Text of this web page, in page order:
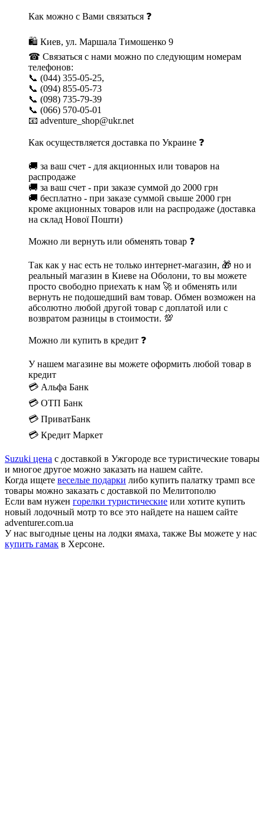
Как можно с Вами связаться ❓
🛍 Киев, ул. Маршала Тимошенко 9
☎ Связаться с нами можно по следующим номерам
телефонов:
📞 (044) 355-05-25,
📞 (094) 855-05-73
📞 (098) 735-79-39
📞 (066) 570-05-01
📧 adventure_shop@ukr.net
Как осуществляется доставка по Украине ❓
🚚 за ваш счет - для акционных или товаров на
распродаже
🚚 за ваш счет - при заказе суммой до 2000 грн
🚚 бесплатно - при заказе суммой свыше 2000 грн
кроме акционных товаров или на распродаже (доставка
на склад Нової Пошти)
Можно ли вернуть или обменять товар ❓
Так как у нас есть не только интернет-магазин, 🎁 но и
реальный магазин в Киеве на Оболони, то вы можете
просто свободно приехать к нам 🚀 и обменять или
вернуть не подошедший вам товар. Обмен возможен на
абсолютно любой другой товар с доплатой или с
возвратом разницы в стоимости. 💯
Можно ли купить в кредит ❓
У нашем магазине вы можете оформить любой товар в
кредит
💳 Альфа Банк
💳 ОТП Банк
💳 ПриватБанк
💳 Кредит Маркет
Suzuki цена с доставкой в Ужгороде все туристические товары
и многое другое можно заказать на нашем сайте.
Когда ищете веселые подарки либо купить палатку трамп все
товары можно заказать с доставкой по Мелитополю
Если вам нужен горелки туристические или хотите купить
новый лодочный мотр то все это найдете на нашем сайте
adventurer.com.ua
У нас выгодные цены на лодки ямаха, также Вы можете у нас
купить гамак в Херсоне.